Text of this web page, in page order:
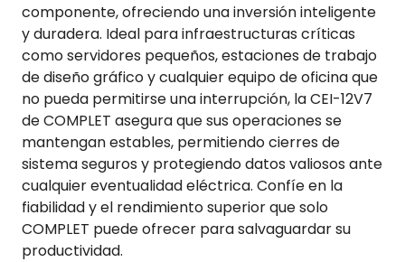
componente, ofreciendo una inversión inteligente
y duradera. Ideal para infraestructuras críticas
como servidores pequeños, estaciones de trabajo
de diseño gráfico y cualquier equipo de oficina que
no pueda permitirse una interrupción, la CEI-12V7
de COMPLET asegura que sus operaciones se
mantengan estables, permitiendo cierres de
sistema seguros y protegiendo datos valiosos ante
cualquier eventualidad eléctrica. Confíe en la
fiabilidad y el rendimiento superior que solo
COMPLET puede ofrecer para salvaguardar su
productividad.